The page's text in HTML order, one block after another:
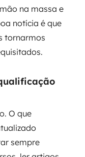
na massa e
notícia é que
tornarmos
O que
sempre